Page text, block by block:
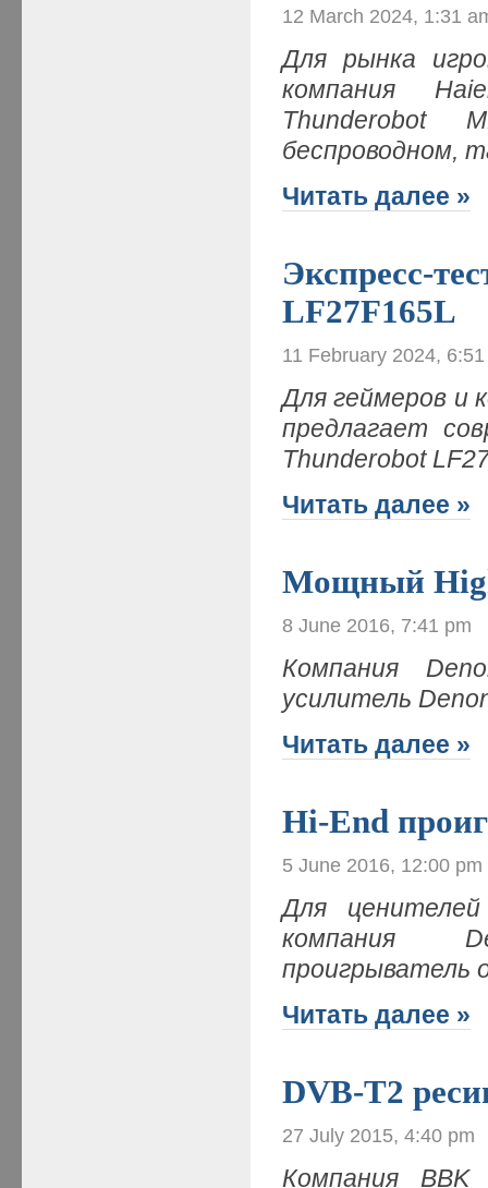
12 March 2024, 1:31
Для рынка
компания
Thunderobot
беспроводном,
Читать далее »
Экспресс-
LF27F165L
11 February 2024,
Для геймеров и
предлагает
Thunderobot
Читать далее »
Мощный
8 June 2016, 7:41 pm
Компания
усилитель
Читать далее »
Hi-End
5 June 2016, 12:00 pm
Для ценителей
компания
проигрыватель
Читать далее »
DVB-T2
27 July 2015, 4:40 pm
Компания